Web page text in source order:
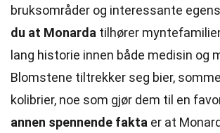
bruksområder og interessante
du at Monarda tilhører
lang historie innen både medisin og
Blomstene tiltrekker seg bier,
kolibrier, noe som gjør dem til en
annen spennende fakta er at